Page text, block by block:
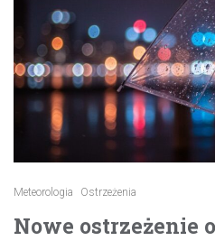
Meteorologia Ostrzeżenia
Nowe ostrzeżenie